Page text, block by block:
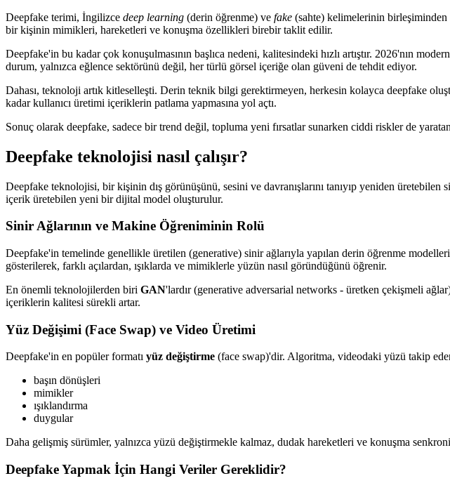
Deepfake terimi, İngilizce deep learning (derin öğrenme) ve fake (sahte) kelimelerinin
bir kişinin mimikleri, hareketleri ve konuşma özellikleri birebir taklit edilir.
Deepfake'in bu kadar çok konuşulmasının başlıca nedeni, kalitesindeki hızlı artıştır. 2026'nın
durum, yalnızca eğlence sektörünü değil, her türlü görsel içeriğe olan güveni de tehdit ediyor.
Dahası, teknoloji artık kitleselleşti. Derin teknik bilgi gerektirmeyen, herkesin kolayca deepfake
kadar kullanıcı üretimi içeriklerin patlama yapmasına yol açtı.
Sonuç olarak deepfake, sadece bir trend değil, topluma yeni fırsatlar sunarken ciddi riskler de
Deepfake teknolojisi nasıl çalışır?
Deepfake teknolojisi, bir kişinin dış görünüşünü, sesini ve davranışlarını tanıyıp yeniden
içerik üretebilen yeni bir dijital model oluşturulur.
Sinir Ağlarının ve Makine Öğreniminin Rolü
Deepfake'in temelinde genellikle üretilen (generative) sinir ağlarıyla yapılan derin öğrenme
gösterilerek, farklı açılardan, ışıklarda ve mimiklerle yüzün nasıl göründüğünü öğrenir.
En önemli teknolojilerden biri GAN'lardır (generative adversarial networks - üretken çekişmeli
içeriklerin kalitesi sürekli artar.
Yüz Değişimi (Face Swap) ve Video Üretimi
Deepfake'in en popüler formatı yüz değiştirme (face swap)'dir. Algoritma, videodaki yüzü takip
başın dönüşleri
mimikler
ışıklandırma
duygular
Daha gelişmiş sürümler, yalnızca yüzü değiştirmekle kalmaz, dudak hareketleri ve konuşma
Deepfake Yapmak İçin Hangi Veriler Gereklidir?